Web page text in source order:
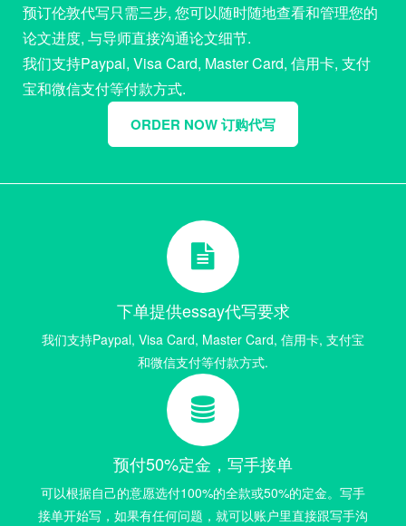
预订伦敦代写只需三步, 您可以随时随地查看和管理您的
论文进度, 与导师直接沟通论文细节.
我们支持Paypal, Visa Card, Master Card, 信用卡, 支付
宝和微信支付等付款方式.
ORDER NOW 订购代写
下单提供essay代写要求
我们支持Paypal, Visa Card, Master Card, 信用卡, 支付宝
和微信支付等付款方式.
预付50%定金，写手接单
可以根据自己的意愿选付100%的全款或50%的定金。写手
接单开始写，如果有任何问题，就可以账户里直接跟写手沟